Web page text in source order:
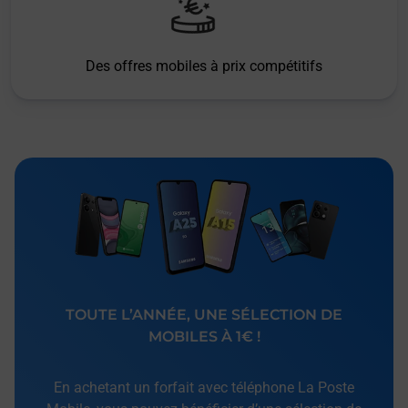
Des offres mobiles à prix compétitifs
TOUTE L’ANNÉE, UNE SÉLECTION DE
MOBILES À 1€ !
En achetant un forfait avec téléphone La Poste